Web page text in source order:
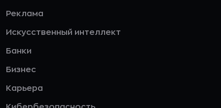
Реклама
Искусственный интеллект
Банки
Бизнес
Карьера